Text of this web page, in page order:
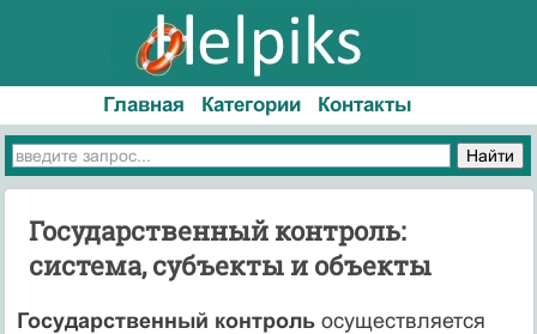
Главная Категории Контакты
Государственный контроль:
система, субъекты и объекты
Государственный контроль осуществляется